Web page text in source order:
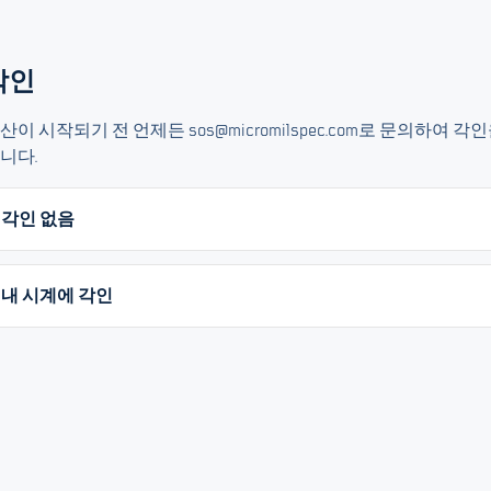
인
이 시작되기 전 언제든 sos@micromilspec.com로 문의하여 각
다.
각인 없음
내 시계에 각인